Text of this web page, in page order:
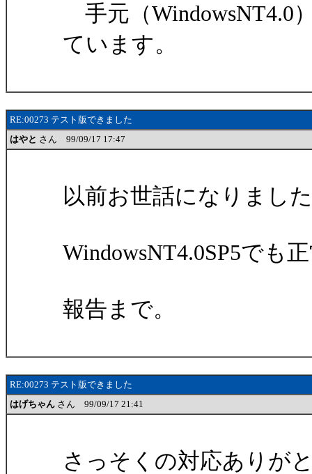
手元（WindowsNT4.0
ています。
RE:00273 テスト版できました
はやと さん 99/09/17 17:47
以前お世話になりまし
WindowsNT4.0SP5でも
報告まで。
RE:00273 テスト版できました
はげちゃん さん 99/09/17 21:41
さっそくの対応ありが